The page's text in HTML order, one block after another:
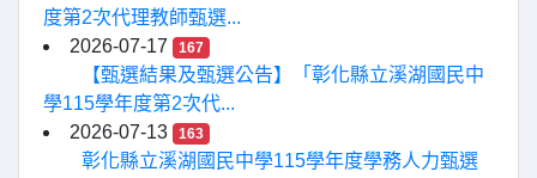
度第2次代理教師甄選...
2026-07-17
167
【甄選結果及甄選公告】「彰化縣立溪湖國民中
學115學年度第2次代...
2026-07-13
163
彰化縣立溪湖國民中學115學年度學務人力甄選